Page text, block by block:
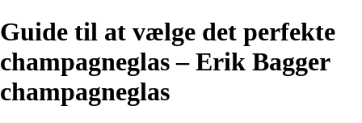
Guide til at vælge det perfekte
champagneglas – Erik Bagger
champagneglas